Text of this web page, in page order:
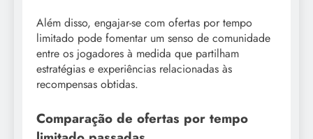
Além disso, engajar-se com ofertas por tempo
limitado pode fomentar um senso de comunidade
entre os jogadores à medida que partilham
estratégias e experiências relacionadas às
recompensas obtidas.
Comparação de ofertas por tempo